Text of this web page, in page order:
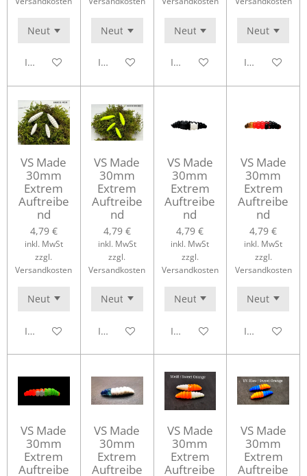
In den WarenkorbIn den WarenkorbIn den WarenkorbIn den
VS Made
30mm
Extrem
Auftreibe
nd
4,79 €
inkl. MwSt
zzgl.
Versandkosten
In den Warenkorb
VS Made
30mm
Extrem
Auftreibe
nd
4,79 €
inkl. MwSt
zzgl.
Versandkosten
In den Warenkorb
VS Made
30mm
Extrem
Auftreibe
nd
4,79 €
inkl. MwSt
zzgl.
Versandkosten
In den Warenkorb
VS Made
30mm
Extrem
Auftreibe
nd
4,79 €
inkl. MwSt
zzgl.
Versandkosten
In den
VS Made
30mm
Extrem
Auftreibe
VS Made
30mm
Extrem
Auftreibe
VS Made
30mm
Extrem
Auftreibe
VS Made
30mm
Extrem
Auftreibe